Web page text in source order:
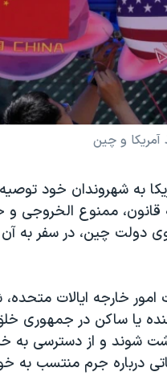
آمریکا ۲۰۲۴
به اسرائیل
دادخواهی
۹۸
کادر رهبری ایران
۹۸
آمریکا و چین
به شهروندان خود
قانون، ممنوع الخروجی و
دولت چین، در سفر به
خارجه ایالات متحده،
یا ساکن در جمهوری
شوند و از دسترسی به
درباره جرم منتسب به